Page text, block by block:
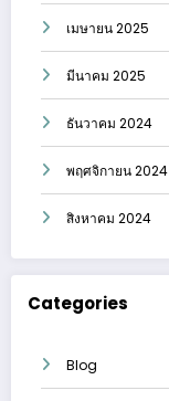
เมษายน 2025
มีนาคม 2025
ธันวาคม 2024
พฤศจิกายน 2024
สิงหาคม 2024
Categories
Blog